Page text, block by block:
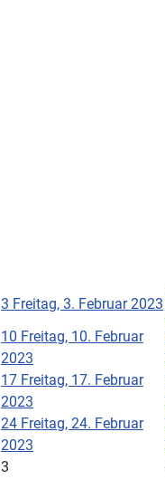
3 Freitag, 3. Februar 2023
10 Freitag, 10. Februar
2023
17 Freitag, 17. Februar
2023
24 Freitag, 24. Februar
2023
3